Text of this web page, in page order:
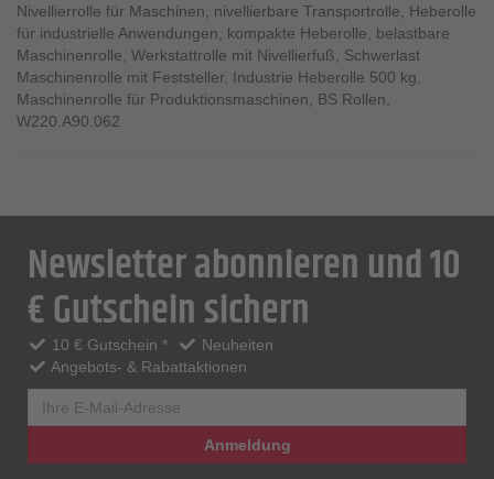
Nivellierrolle für Maschinen, nivellierbare Transportrolle, Heberolle
für industrielle Anwendungen, kompakte Heberolle, belastbare
Maschinenrolle, Werkstattrolle mit Nivellierfuß, Schwerlast
Maschinenrolle mit Feststeller, Industrie Heberolle 500 kg,
Maschinenrolle für Produktionsmaschinen, BS Rollen,
W220.A90.062
Newsletter abonnieren und 10
€ Gutschein sichern
10 € Gutschein *
Neuheiten
Angebots- & Rabattaktionen
Anmeldung